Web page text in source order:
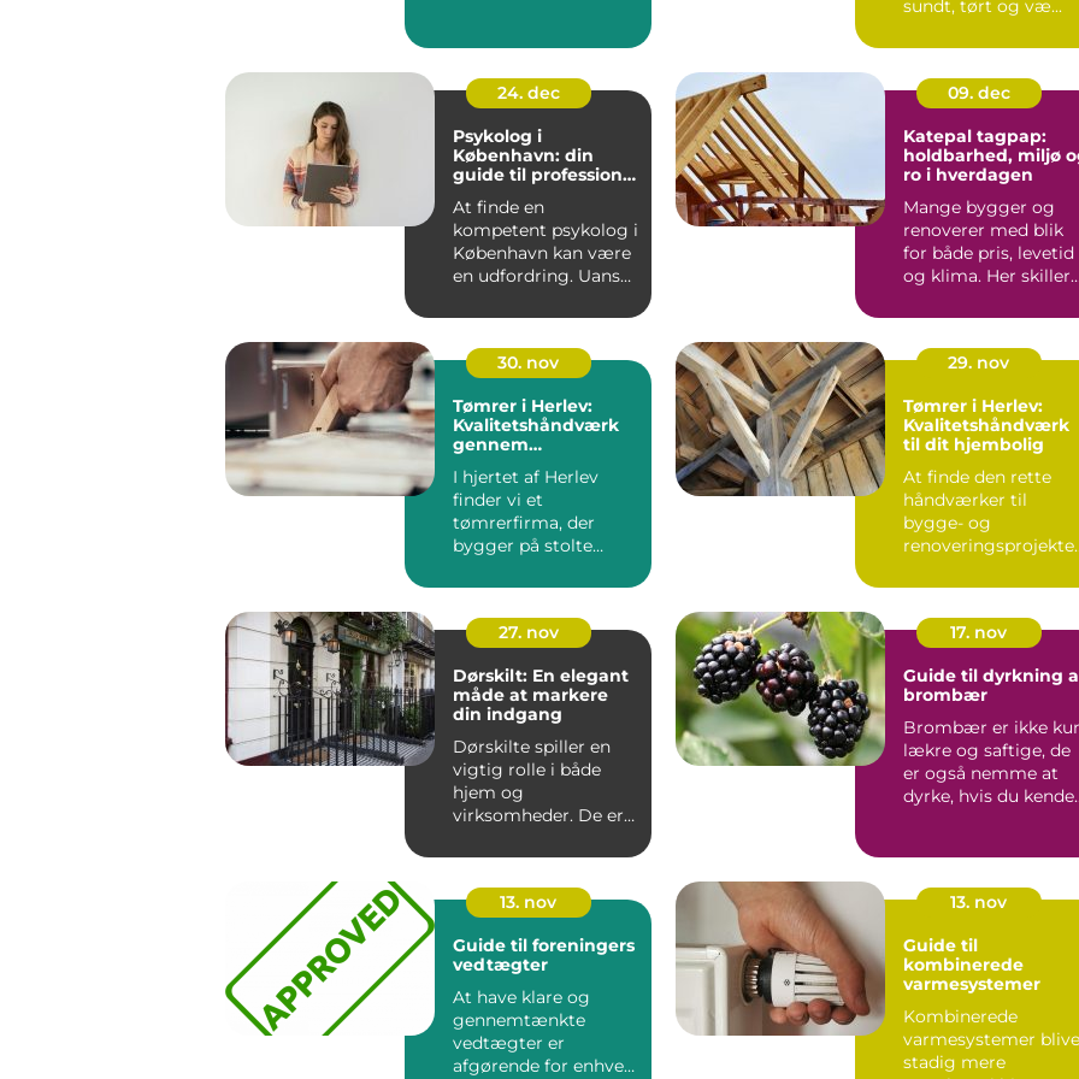
sundt, tørt og væ...
24. dec
Psykolog i
København: din
guide til professionel
At finde en
kompetent psykolog i
København kan være
en udfordring. Uanset
09. dec
Katepal tagpap:
holdbarhed, miljø
ro i hverdagen
Mange bygger og
renoverer med blik
for både pris, levetid
og klima. Her skiller
30. nov
Tømrer i Herlev:
Kvalitetshåndværk
gennem
I hjertet af Herlev
finder vi et
tømrerfirma, der
bygger på stolte
29. nov
Tømrer i Herlev:
Kvalitetshåndværk
til dit hjembolig
At finde den rette
håndværker til
bygge- og
27. nov
Dørskilt: En elegant
måde at markere
din indgang
Dørskilte spiller en
vigtig rolle i både
hjem og
virksomheder. De er
17. nov
Guide til dyrkning
brombær
Brombær er ikke
lækre og saftige, de
er også nemme at
dyrke, hvis du
13. nov
Guide til foreningers
vedtægter
At have klare og
gennemtænkte
vedtægter er
afgørende for enhver
13. nov
Guide til
kombinerede
varmesystemer
Kombinerede
varmesystemer
stadig mere